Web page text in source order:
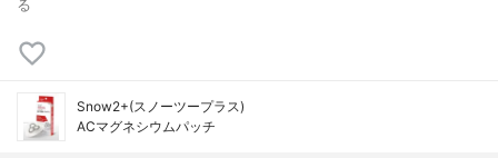
る
Snow2+(スノーツープラス)
ACマグネシウムパッチ